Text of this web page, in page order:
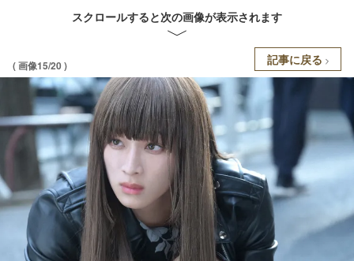
スクロールすると次の画像が表示されます
( 画像15/20 ) 記事に戻る